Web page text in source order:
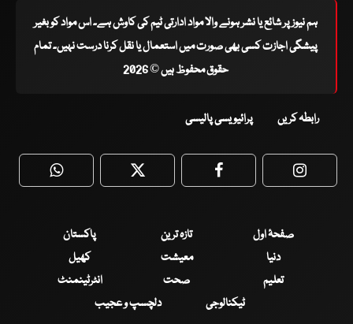
ہم نیوز پر شائع یا نشر ہونے والا مواد ادارتی ٹیم کی کاوش ہے۔ اس مواد کو بغیر
پیشگی اجازت کسی بھی صورت میں استعمال یا نقل کرنا درست نہیں۔ تمام
حقوق محفوظ ہیں © 2026
رابطہ کریں پرائیویسی پالیسی
WhatsApp Twitter Facebook
صفحۂ اول تازہ ترین
پاکستان
دنیا
معیشت
کھیل
تعلیم
صحت
انٹرٹینمنٹ
ٹیکنالوجی
دلچسپ و عجیب